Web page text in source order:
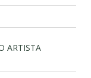
ARTISTA